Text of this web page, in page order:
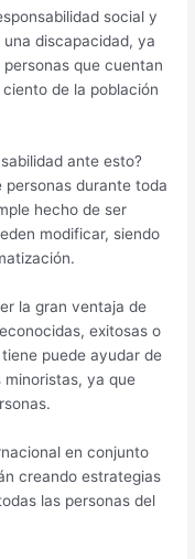
social y
discapacidad, ya
que cuentan
de la población
ante esto?
personas durante toda
hecho de ser
modificar, siendo
la gran ventaja de
exitosas o
puede ayudar de
minoristas, ya que
en conjunto
creando estrategias
las personas del